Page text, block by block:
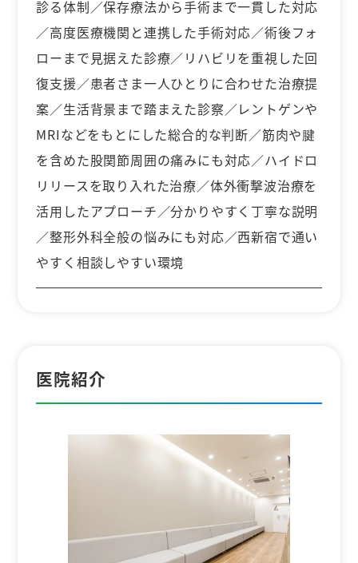
診る体制／保存療法から手術まで一貫した対応
／高度医療機関と連携した手術対応／術後フォ
ローまで見据えた診療／リハビリを重視した回
復支援／患者さま一人ひとりに合わせた治療提
案／生活背景まで踏まえた診察／レントゲンや
MRIなどをもとにした総合的な判断／筋肉や腱
を含めた股関節周囲の痛みにも対応／ハイドロ
リリースを取り入れた治療／体外衝撃波治療を
活用したアプローチ／分かりやすく丁寧な説明
／整形外科全般の悩みにも対応／西新宿で通い
やすく相談しやすい環境
医院紹介